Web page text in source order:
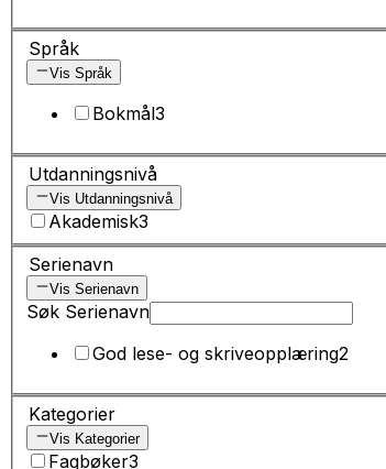
Språk
Vis Språk
Bokmål3
Utdanningsnivå
Vis Utdanningsnivå
Akademisk3
Serienavn
Vis Serienavn
Søk Serienavn
God lese- og skriveopplæring2
Kategorier
Vis Kategorier
Fagbøker3